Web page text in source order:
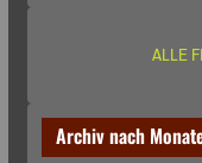
ALLE
Archiv nach